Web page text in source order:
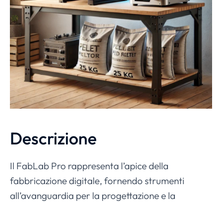
Descrizione
Il FabLab Pro rappresenta l’apice della
fabbricazione digitale, fornendo strumenti
all’avanguardia per la progettazione e la